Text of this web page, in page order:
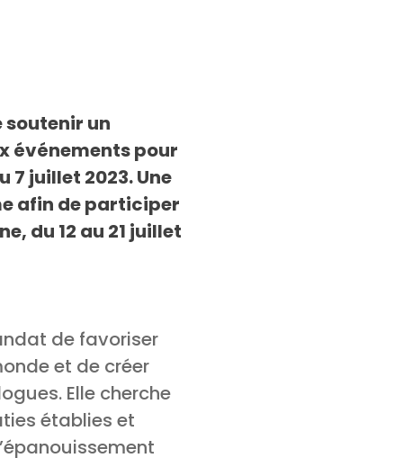
soutenir un
événements pour
juillet 2023. Une
afin de participer
du 12 au 21 juillet
de favoriser
et de créer
Elle cherche
établies et